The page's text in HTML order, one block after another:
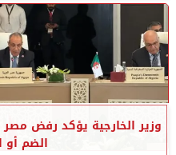
وزير الخارجية يؤكد رفض
الضم